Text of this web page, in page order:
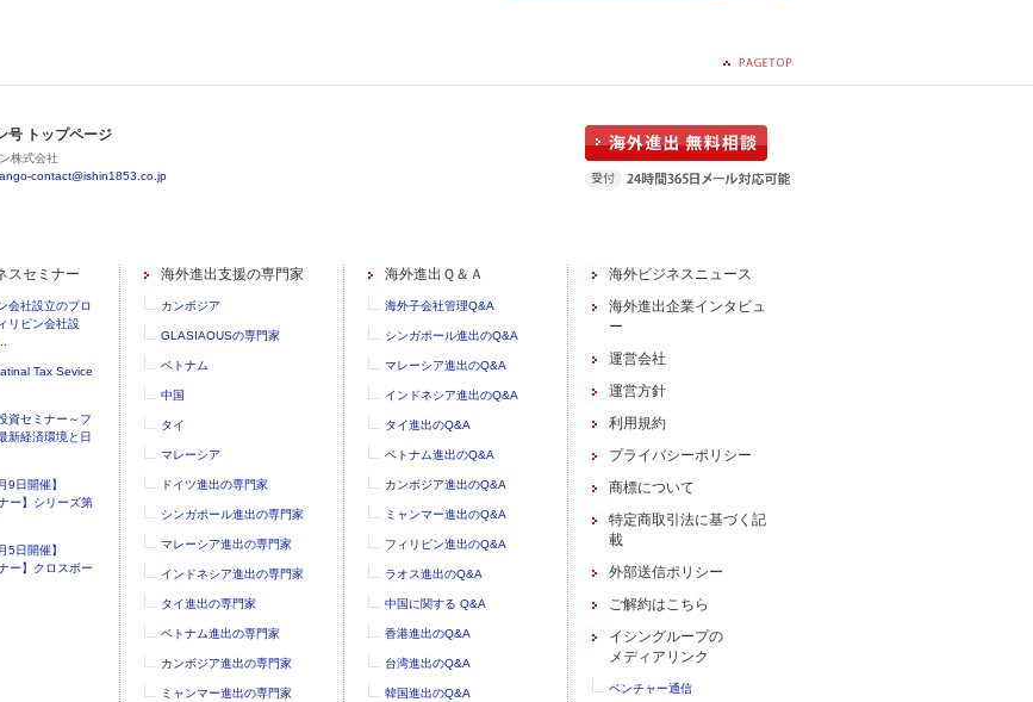
号 トップページ
株式会社
contact@ishin1853.co.jp
スセミナー
会社設立のプロ
リピン会社設
Tax Sevice
資セミナー～フ
新経済環境と日
9日開催】
ー】シリーズ第
5日開催】
ー】クロスボー
海外進出支援の専門家
カンボジア
GLASIAOUSの専門家
ベトナム
中国
タイ
マレーシア
ドイツ進出の専門家
シンガポール進出の専門家
マレーシア進出の専門家
インドネシア進出の専門家
タイ進出の専門家
ベトナム進出の専門家
カンボジア進出の専門家
ミャンマー進出の専門家
海外進出Ｑ＆Ａ
海外子会社管理Q&A
シンガポール進出のQ&A
マレーシア進出のQ&A
インドネシア進出のQ&A
タイ進出のQ&A
ベトナム進出のQ&A
カンボジア進出のQ&A
ミャンマー進出のQ&A
フィリピン進出のQ&A
ラオス進出のQ&A
中国に関する Q&A
香港進出のQ&A
台湾進出のQ&A
韓国進出のQ&A
海外ビジネスニュース
海外進出企業インタビュ
ー
運営会社
運営方針
利用規約
プライバシーポリシー
商標について
特定商取引法に基づく記
載
外部送信ポリシー
ご解約はこちら
イシングループの
メディアリンク
ベンチャー通信